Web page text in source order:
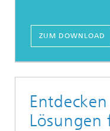
ZUM DOWNLOAD
Lösungen